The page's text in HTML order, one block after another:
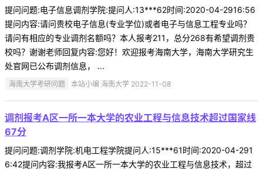
提问问题:电子信息调剂学院:提问人:13***62时间:2020-04-2916:56
提问内容:请问贵校电子信息(专业学位)或者电子与信息工程专业吗？
请问有相应的专业调剂名额吗？本人报考211，总分268有希望调剂贵
校吗？谢谢老师回复内容:您好！欢迎报考海南大学，海南大学研究生
处官网已公布调剂信息， ...
海南大学考研问题 本站小编 海南大学 2022-11-08
调剂报考A区一所一本大学的农业工程与信息技术超过国家线
67分
提问问题:调剂学院:机电工程学院提问人:15***61时间:2020-04-291
6:42提问内容:我报考A区一所一本大学的农业工程与信息技术，超过